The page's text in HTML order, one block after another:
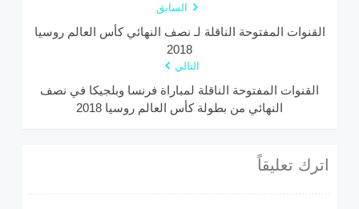
السابق
القنوات المفتوحة الناقلة لـ نصف النهائي كأس العالم روسيا
2018
التالي
القنوات المفتوحة الناقلة لمباراة فرنسا وبلجيكا في نصف
النهائي من بطولة كأس العالم روسيا 2018
اترك تعليقاً